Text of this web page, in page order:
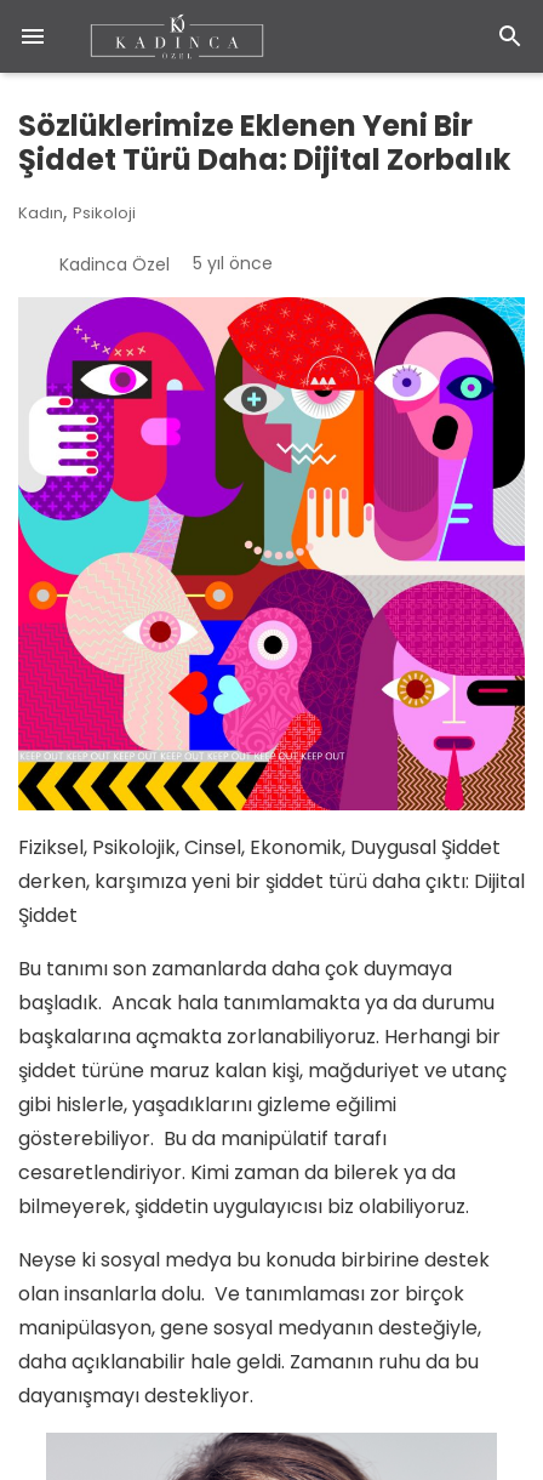
Sözlüklerimize Eklenen Yeni Bir
Şiddet Türü Daha: Dijital Zorbalık
Kadın, Psikoloji
Kadinca Özel 5 yıl önce
Fiziksel, Psikolojik, Cinsel, Ekonomik, Duygusal Şiddet
derken, karşımıza yeni bir şiddet türü daha çıktı: Dijital
Şiddet
Bu tanımı son zamanlarda daha çok duymaya
başladık. Ancak hala tanımlamakta ya da durumu
başkalarına açmakta zorlanabiliyoruz. Herhangi bir
şiddet türüne maruz kalan kişi, mağduriyet ve utanç
gibi hislerle, yaşadıklarını gizleme eğilimi
gösterebiliyor. Bu da manipülatif tarafı
cesaretlendiriyor. Kimi zaman da bilerek ya da
bilmeyerek, şiddetin uygulayıcısı biz olabiliyoruz.
Neyse ki sosyal medya bu konuda birbirine destek
olan insanlarla dolu. Ve tanımlaması zor birçok
manipülasyon, gene sosyal medyanın desteğiyle,
daha açıklanabilir hale geldi. Zamanın ruhu da bu
dayanışmayı destekliyor.